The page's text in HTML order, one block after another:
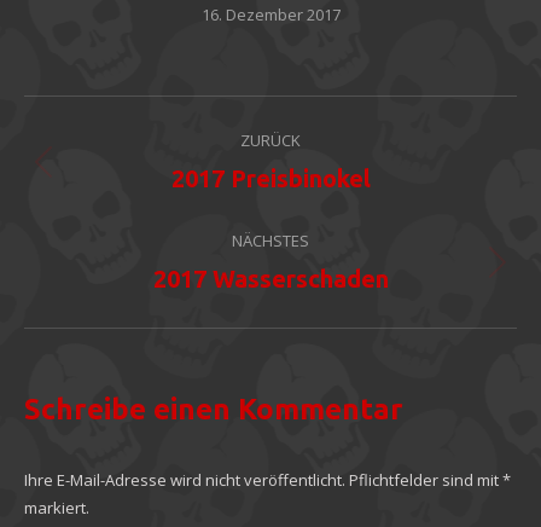
16. Dezember 2017
Navigation
ZURÜCK
Vorheriges
2017 Preisbinokel
NÄCHSTES
Nächstes
2017 Wasserschaden
Schreibe einen Kommentar
Ihre E-Mail-Adresse wird nicht veröffentlicht. Pflichtfelder sind mit*
markiert.